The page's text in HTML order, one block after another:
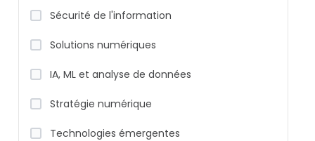
Sécurité de l'information
Solutions numériques
IA, ML et analyse de données
Stratégie numérique
Technologies émergentes